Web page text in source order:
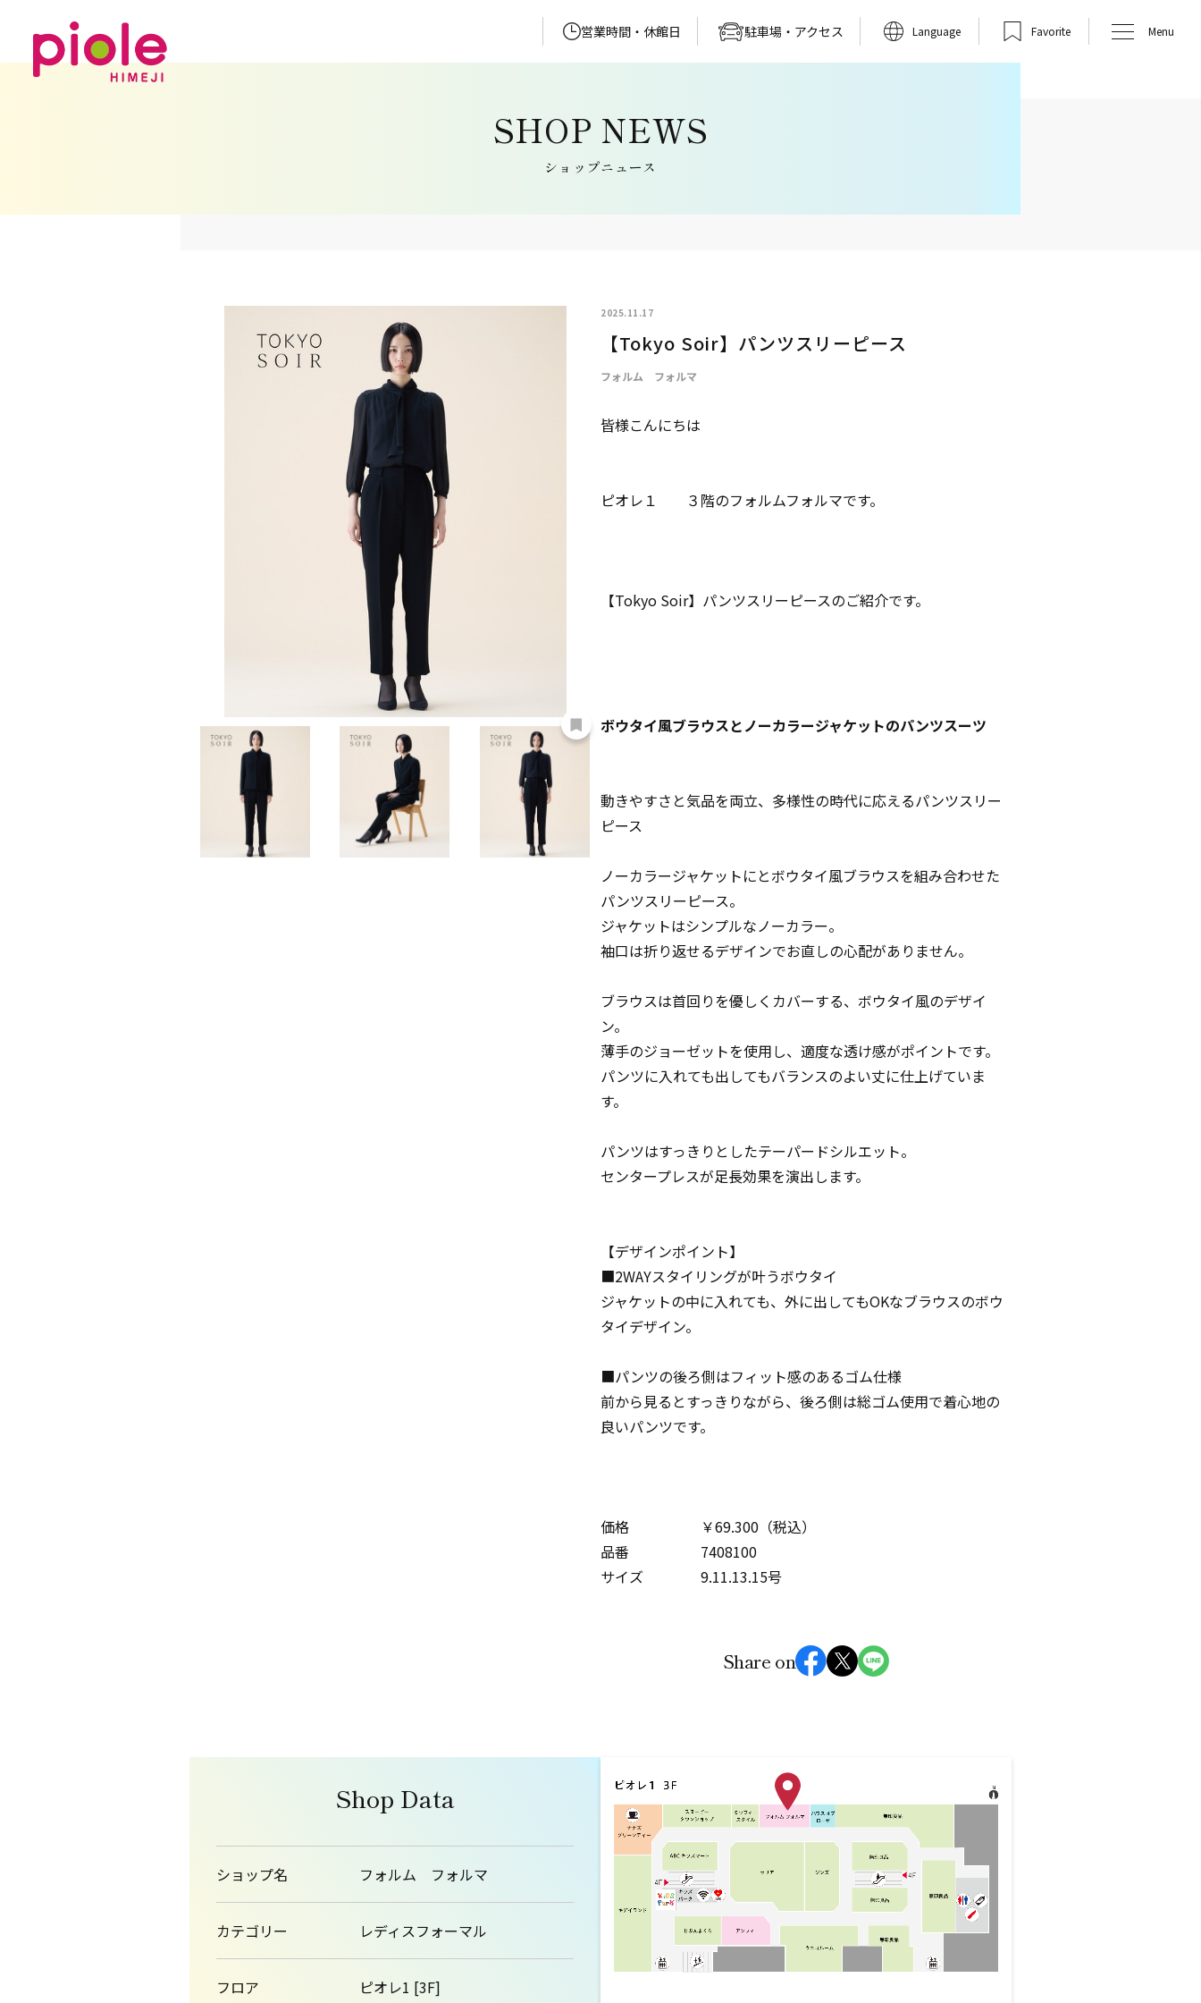
営業時間・休館日 駐車場・アクセス Favorite
Language Menu
ショップニュース
2025.11.17
【Tokyo Soir】パンツスリーピース
フォルム フォルマ
皆様こんにちは
ピオレ１ ３階のフォルムフォルマです。
【Tokyo Soir】パンツスリーピースのご紹介です。
ボウタイ風ブラウスとノーカラージャケットのパンツスーツ
動きやすさと気品を両立、多様性の時代に応えるパンツスリー
ピース
ノーカラージャケットにとボウタイ風ブラウスを組み合わせた
パンツスリーピース。
ジャケットはシンプルなノーカラー。
袖口は折り返せるデザインでお直しの心配がありません。
ブラウスは首回りを優しくカバーする、ボウタイ風のデザイ
ン。
薄手のジョーゼットを使用し、適度な透け感がポイントです。
パンツに入れても出してもバランスのよい丈に仕上げていま
す。
パンツはすっきりとしたテーパードシルエット。
センタープレスが足長効果を演出します。
【デザインポイント】
■2WAYスタイリングが叶うボウタイ
ジャケットの中に入れても、外に出してもOKなブラウスのボウ
タイデザイン。
■パンツの後ろ側はフィット感のあるゴム仕様
前から見るとすっきりながら、後ろ側は総ゴム使用で着心地の
良いパンツです。
価格 ￥69.300（税込）
品番 7408100
サイズ 9.11.13.15号
Share on
Shop Data
ショップ名 フォルム フォルマ
カテゴリー レディスフォーマル
フロア ピオレ1 [3F]